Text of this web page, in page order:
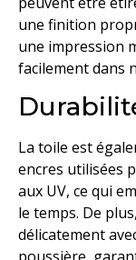
une finition
une impression
facilement dans
La toile est
encres utilisées
aux UV, ce qui
le temps. De
délicatement